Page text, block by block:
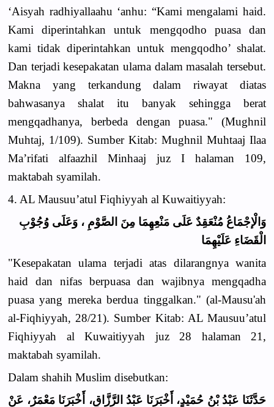
‘Aisyah radhiyallaahu ‘anhu: “Kami mengalami haid.
Kami diperintahkan untuk mengqodho puasa dan
kami tidak diperintahkan untuk mengqodho’ shalat.
Dan terjadi kesepakatan ulama dalam masalah tersebut.
Makna yang terkandung dalam riwayat diatas
bahwasanya shalat itu banyak sehingga berat
mengqadhanya, berbeda dengan puasa." (Mughnil
Muhtaj, 1/109). Sumber Kitab: Mughnil Muhtaaj Ilaa
Ma’rifati alfaazhil Minhaaj juz I halaman 109,
maktabah syamilah.
4. AL Mausuu’atul Fiqhiyyah al Kuwaitiyyah:
وَالْإجْمَاعُ مُنْعَقِدٌ عَلَى مَنْعِهِمَا مِنَ الصَّوْمِ ، وَعَلَى وُجُوْبِ
الْقَضَاءِ عَلَيْهِمَا
"Kesepakatan ulama terjadi atas dilarangnya wanita
haid dan nifas berpuasa dan wajibnya mengqadha
puasa yang mereka berdua tinggalkan." (al-Mausu'ah
al-Fiqhiyyah, 28/21). Sumber Kitab: AL Mausuu’atul
Fiqhiyyah al Kuwaitiyyah juz 28 halaman 21,
maktabah syamilah.
Dalam shahih Muslim disebutkan:
حَدَّثَنَا عَبْدُ بْنُ حُمَيْدٍ، أَخْبَرَنَا عَبْدُ الرَّزَّاقِ، أَخْبَرَنَا مَعْمَرٌ، عَنْ